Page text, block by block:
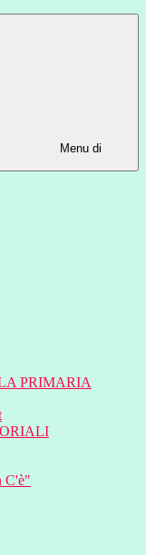
Menu di
PRIMARIA
C'è"